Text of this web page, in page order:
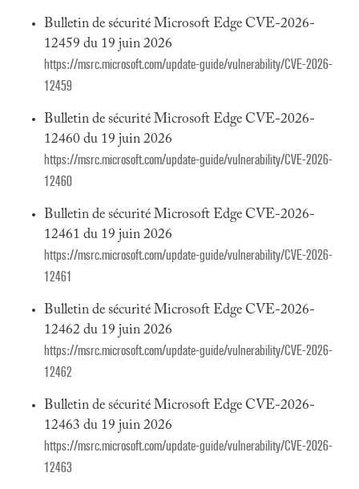
Bulletin de sécurité Microsoft Edge CVE-2026-
12459 du 19 juin 2026
https://msrc.microsoft.com/update-guide/vulnerability/CVE-2026-
12459
Bulletin de sécurité Microsoft Edge CVE-2026-
12460 du 19 juin 2026
https://msrc.microsoft.com/update-guide/vulnerability/CVE-2026-
12460
Bulletin de sécurité Microsoft Edge CVE-2026-
12461 du 19 juin 2026
https://msrc.microsoft.com/update-guide/vulnerability/CVE-2026-
12461
Bulletin de sécurité Microsoft Edge CVE-2026-
12462 du 19 juin 2026
https://msrc.microsoft.com/update-guide/vulnerability/CVE-2026-
12462
Bulletin de sécurité Microsoft Edge CVE-2026-
12463 du 19 juin 2026
https://msrc.microsoft.com/update-guide/vulnerability/CVE-2026-
12463